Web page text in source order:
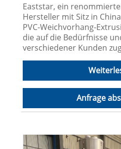
Eaststar, ein
Hersteller mit Sitz in
PVC-Weichvorhang-
die auf die Bedürfnisse
verschiedener Kunden
Anfrage